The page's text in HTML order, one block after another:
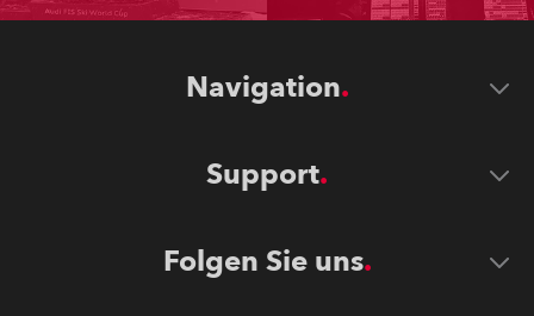
Navigation
Support
Folgen Sie uns